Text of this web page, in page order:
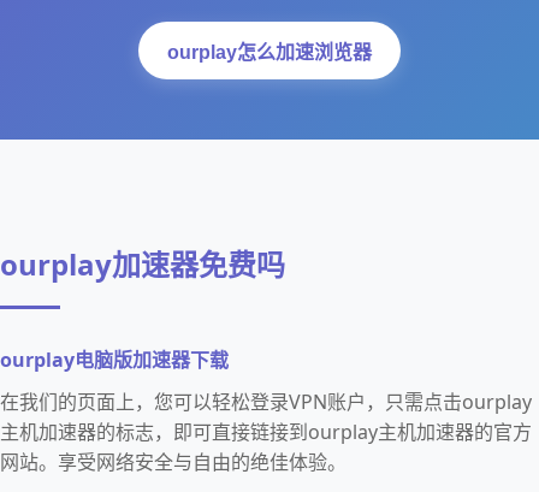
ourplay怎么加速浏览器
ourplay加速器免费吗
ourplay电脑版加速器下载
在我们的页面上，您可以轻松登录VPN账户，只需点击ourplay
主机加速器的标志，即可直接链接到ourplay主机加速器的官方
网站。享受网络安全与自由的绝佳体验。